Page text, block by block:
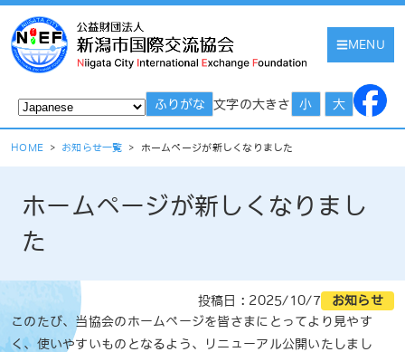
MENU
ふりがな 文字の大きさ 小 大
HOME > お知らせ一覧 > ホームページが新しくなりました
ホームページが新しくなりまし
た
投稿日 : 2025/10/7
お知らせ
このたび、当協会のホームページを皆さまにとってより見やす
く、使いやすいものとなるよう、リニューアル公開いたしまし